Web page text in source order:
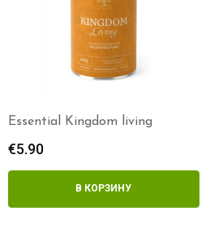
Essential Kingdom living
€5.90
В КОРЗИНУ